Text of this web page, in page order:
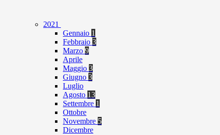
2021
Gennaio 1
Febbraio 3
Marzo 9
Aprile
Maggio 3
Giugno 3
Luglio
Agosto 13
Settembre 1
Ottobre
Novembre 5
Dicembre